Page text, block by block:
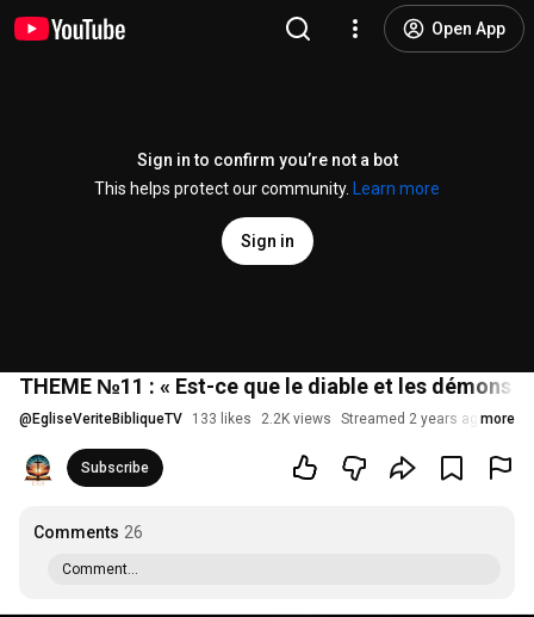
Open App
Sign in to confirm you’re not a bot
This helps protect our community.
Learn more
Sign in
THEME №11 : « Est-ce que le diable et les démons
@ EgliseVeriteBibliqueTV 133 likes 2.2K views Streamed 2 years agomore
Subscribe
Comments 26
Comment...